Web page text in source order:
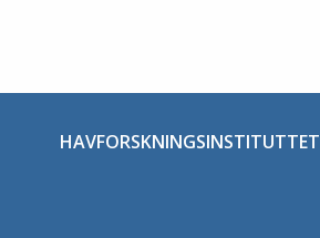
HAVFORSKNINGSINSTITUTTET